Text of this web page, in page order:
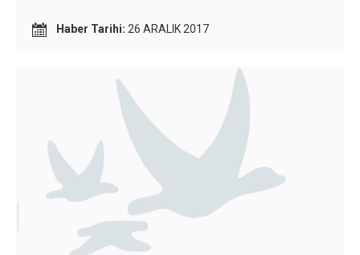
Haber Tarihi: 26 ARALIK 2017